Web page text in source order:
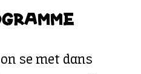
se met dans